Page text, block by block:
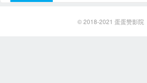
© 2018-2021 蛋蛋赞影院